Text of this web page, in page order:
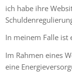
ich habe ihre
In meinem Falle ist
Im Rahmen eines
eine